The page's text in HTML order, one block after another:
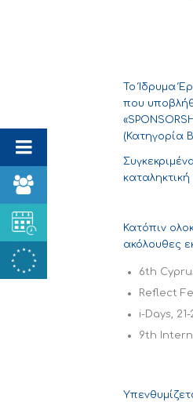
Το Ίδρυμα
που
(Κατηγορία
Κατόπιν
ακόλουθες
6th
Reflect
i-Days,
9th